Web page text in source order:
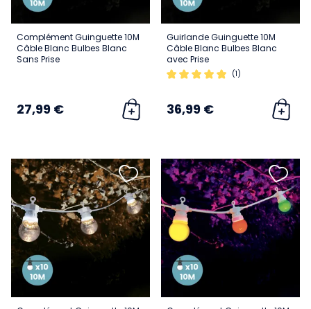
Complément Guinguette 10M
Câble Blanc Bulbes Blanc
Sans Prise
27,99 €
Guirlande Guinguette 10M
Câble Blanc Bulbes Blanc
avec Prise
(1)
36,99 €